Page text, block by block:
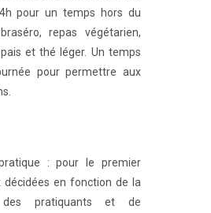
pour un temps hors du
repas végétarien,
et thé léger. Un temps
pour permettre aux
: pour le premier
en fonction de la
des pratiquants et de